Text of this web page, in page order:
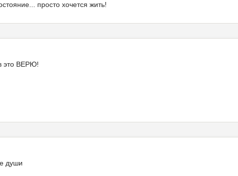
просто хочется жить!
это ВЕРЮ!
души